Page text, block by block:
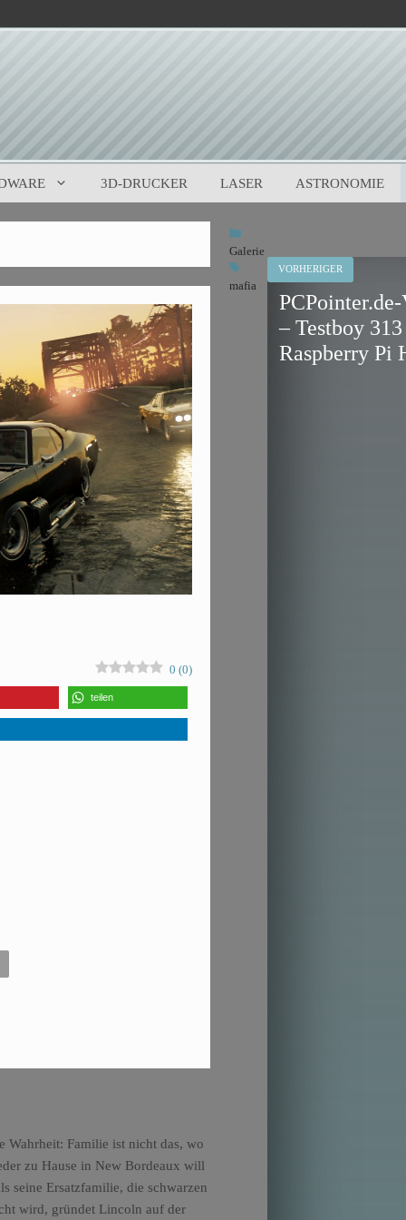
3D-DRUCKER LASER ASTRONOMIE
0 (0)
teilen
Wahrheit: Familie ist nicht das, wo
zu Hause in New Bordeaux will
seine Ersatzfamilie, die schwarzen
wird, gründet Lincoln auf der
Galerie
Schlagwörter
mafia
VORHERIGER
– Testboy
Raspberry Pi